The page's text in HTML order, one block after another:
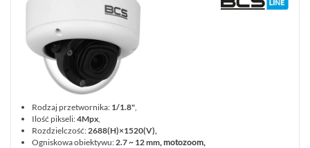
Rodzaj przetwornika: 1/1.8",
Ilość pikseli:4Mpx,
Rozdzielczość:2688(H)×1520(V),
Ogniskowa obiektywu:2.7 ~ 12 mm, motozoom,